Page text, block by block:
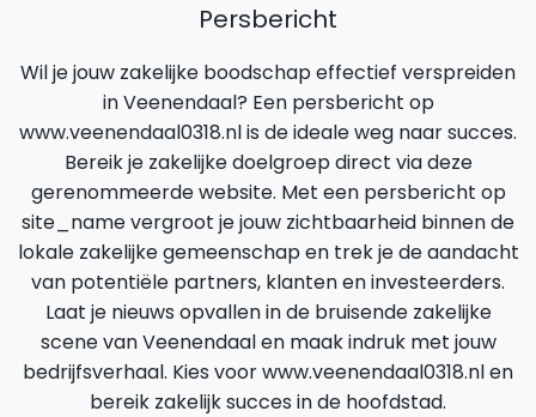
Persbericht
Wil je jouw zakelijke boodschap effectief verspreiden
in Veenendaal? Een persbericht op
www.veenendaal0318.nl is de ideale weg naar succes.
Bereik je zakelijke doelgroep direct via deze
gerenommeerde website. Met een persbericht op
site_name vergroot je jouw zichtbaarheid binnen de
lokale zakelijke gemeenschap en trek je de aandacht
van potentiële partners, klanten en investeerders.
Laat je nieuws opvallen in de bruisende zakelijke
scene van Veenendaal en maak indruk met jouw
bedrijfsverhaal. Kies voor www.veenendaal0318.nl en
bereik zakelijk succes in de hoofdstad.